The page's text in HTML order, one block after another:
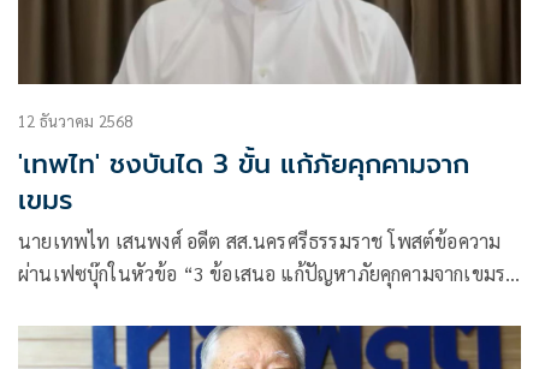
12 ธันวาคม 2568
'เทพไท' ชงบันได 3 ขั้น แก้ภัยคุกคามจาก
เขมร
นายเทพไท เสนพงศ์ อดีต สส.นครศรีธรรมราช โพสต์ข้อความ
ผ่านเฟซบุ๊กในหัวข้อ “3 ข้อเสนอ แก้ปัญหาภัยคุกคามจากเขมร”